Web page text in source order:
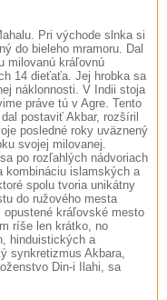
Pri východe slnka si
do bieleho mramoru. Dal
milovanú kráľovnú
14 dieťaťa. Jej hrobka sa
náklonnosti. V Indii stoja
práve tú v Agre. Tento
postaviť Akbar, rozšíril
posledné roky uväznený
svojej milovanej.
po rozľahlých nádvoriach
kombináciu islamských a
spolu tvoria unikátny
do ružového mesta
opustené kráľovské mesto
ríše len krátko, no
hinduistických a
synkretizmus Akbara,
Din-i Ilahi, sa